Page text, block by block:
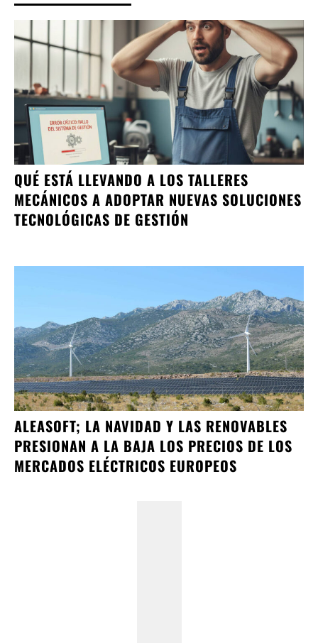
QUÉ ESTÁ LLEVANDO A LOS TALLERES
MECÁNICOS A ADOPTAR NUEVAS SOLUCIONES
TECNOLÓGICAS DE GESTIÓN
ALEASOFT; LA NAVIDAD Y LAS RENOVABLES
PRESIONAN A LA BAJA LOS PRECIOS DE LOS
MERCADOS ELÉCTRICOS EUROPEOS